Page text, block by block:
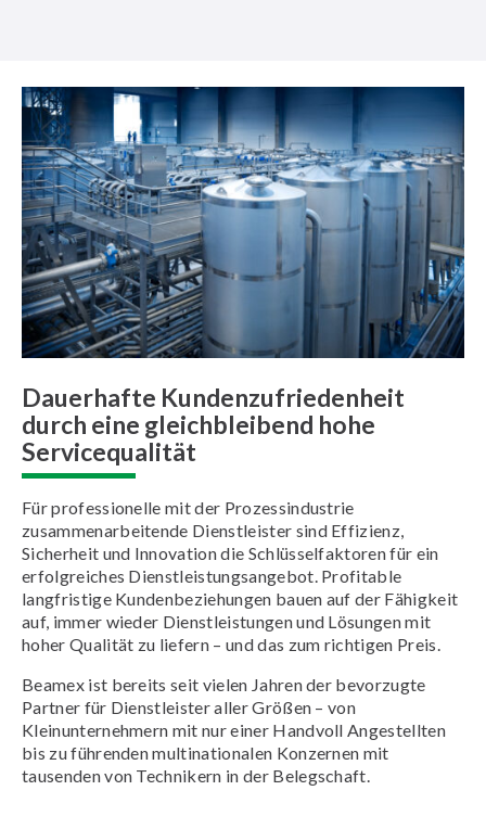
Dauerhafte Kundenzufriedenheit
durch eine gleichbleibend hohe
Servicequalität
Für professionelle mit der Prozessindustrie
zusammenarbeitende Dienstleister sind Effizienz,
Sicherheit und Innovation die Schlüsselfaktoren für ein
erfolgreiches Dienstleistungsangebot. Profitable
langfristige Kundenbeziehungen bauen auf der Fähigkeit
auf, immer wieder Dienstleistungen und Lösungen mit
hoher Qualität zu liefern – und das zum richtigen Preis.
Beamex ist bereits seit vielen Jahren der bevorzugte
Partner für Dienstleister aller Größen – von
Kleinunternehmern mit nur einer Handvoll Angestellten
bis zu führenden multinationalen Konzernen mit
tausenden von Technikern in der Belegschaft.